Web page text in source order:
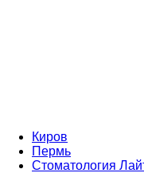
Киров
Пермь
Стоматология